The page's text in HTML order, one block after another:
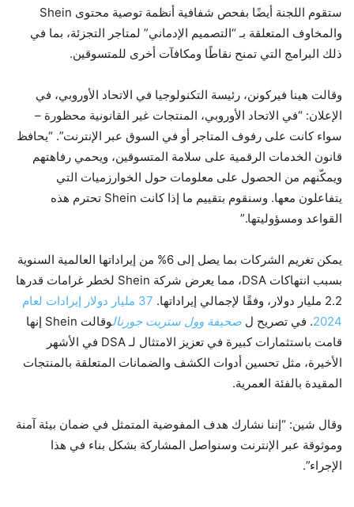
ستقوم اللجنة أيضًا بفحص شفافية أنظمة توصية محتوى Shein
والمخاوف المتعلقة بـ “التصميم الإدماني” لمتاجر التجزئة، بما في
ذلك البرامج التي تمنح نقاطًا ومكافآت أخرى للمتسوقين.
وقالت هينا فيركونن، رئيسة التكنولوجيا في الاتحاد الأوروبي، في
الإعلان: “في الاتحاد الأوروبي، المنتجات غير القانونية محظورة –
سواء كانت على رفوف المتاجر أو في السوق عبر الإنترنت”. “يحافظ
قانون الخدمات الرقمية على سلامة المتسوقين، ويحمي رفاهتهم
ويمكّنهم من الحصول على معلومات حول الخوارزميات التي
يتفاعلون معها. وسنقوم بتقييم ما إذا كانت Shein تحترم هذه
القواعد ومسؤوليتها.”
يمكن تغريم الشركات بما يصل إلى 6% من إيراداتها العالمية السنوية
بسبب انتهاكات DSA، مما يعرض شركة Shein لخطر غرامات قدرها
2.2 مليار دولار، وفقًا لإجمالي إيراداتها.
37 مليار دولار إيرادات لعام
2024. في تصريح ل صحيفة وول ستريت جورنال
وقالت Shein إنها
قامت باستثمارات كبيرة في تعزيز الامتثال لـ DSA في الأشهر
الأخيرة، مثل تحسين أدوات الكشف والضمانات المتعلقة بالمنتجات
المقيدة بالفئة العمرية.
وقال شين: “إننا نشارك هدف المفوضية المتمثل في ضمان بيئة آمنة
وموثوقة عبر الإنترنت وسنواصل المشاركة بشكل بناء في هذا
الإجراء”.